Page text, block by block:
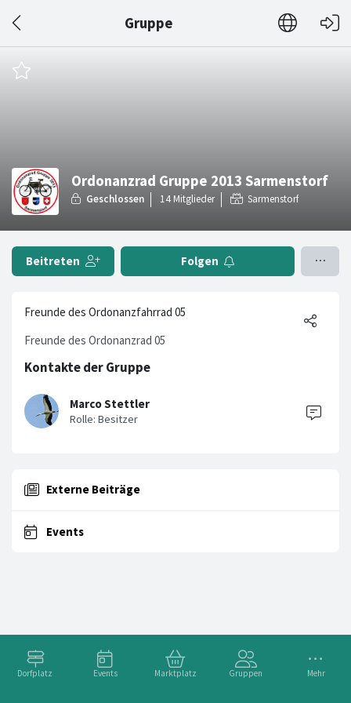
Gruppe
Dorfplatz Events Marktplatz Gruppen Mehr
Ordonanzrad Gruppe 2013 Sarmenstorf
Sarmenstorf
Beitreten Folgen
Freunde des Ordonanzfahrrad 05
Freunde des Ordonanzrad 05
Kontakte der Gruppe
Marco Stettler
Externe Beiträge
Events